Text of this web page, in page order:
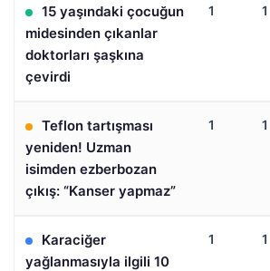
15 yaşındaki çocuğun
midesinden çıkanlar
doktorları şaşkına
çevirdi
1 1
Teflon tartışması
yeniden! Uzman
isimden ezberbozan
çıkış: “Kanser yapmaz”
1 1
Karaciğer
yağlanmasıyla ilgili 10
1 1